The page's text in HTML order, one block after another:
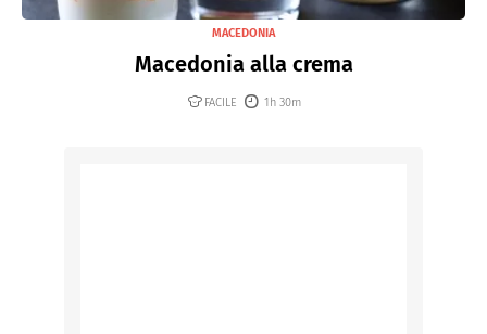
MACEDONIA
Macedonia alla crema
FACILE 1h 30m